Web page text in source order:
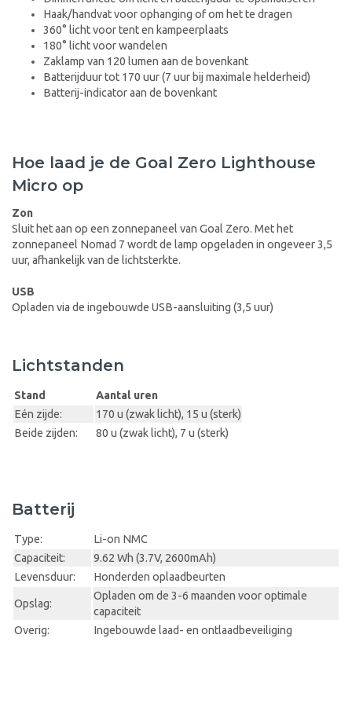
Haak/handvat voor ophanging of om het te dragen
360° licht voor tent en kampeerplaats
180° licht voor wandelen
Zaklamp van 120 lumen aan de bovenkant
Batterijduur tot 170 uur (7 uur bij maximale helderheid)
Batterij-indicator aan de bovenkant
Hoe laad je de Goal Zero Lighthouse
Micro op
Zon
Sluit het aan op een zonnepaneel van Goal Zero. Met het
zonnepaneel Nomad 7 wordt de lamp opgeladen in ongeveer 3,5
uur, afhankelijk van de lichtsterkte.
USB
Opladen via de ingebouwde USB-aansluiting (3,5 uur)
Lichtstanden
Stand
Aantal uren
Eén zijde:
170 u (zwak licht), 15 u (sterk)
Beide zijden:
80 u (zwak licht), 7 u (sterk)
Batterij
Type:
Li-on NMC
Capaciteit:
9.62 Wh (3.7V, 2600mAh)
Levensduur:
Honderden oplaadbeurten
Opslag:
Opladen om de 3-6 maanden voor optimale
capaciteit
Overig:
Ingebouwde laad- en ontlaadbeveiliging